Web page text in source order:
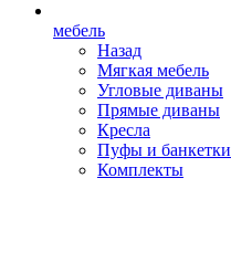
мебель
Назад
Мягкая мебель
Угловые диваны
Прямые диваны
Кресла
Пуфы и банкетки
Комплекты